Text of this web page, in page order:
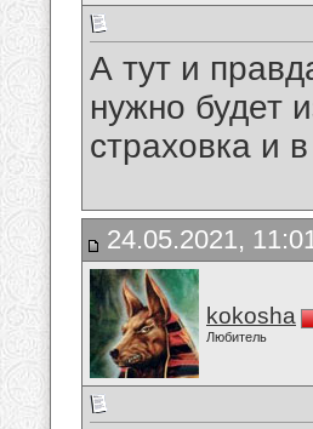
А тут и
нужно будет
страховка и
24.05.2021,
kokosha
Любитель